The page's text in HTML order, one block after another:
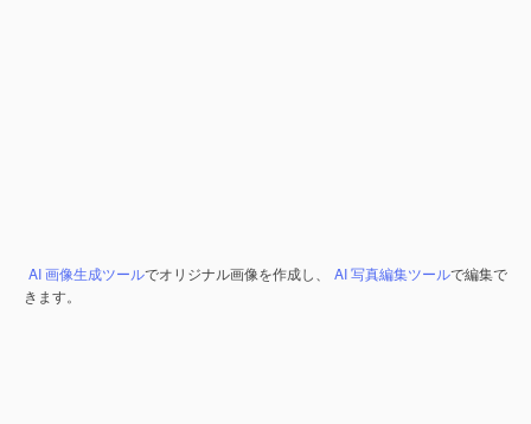
AI 画像生成ツールでオリジナル画像を作成し、 AI 写真編集ツールで編集で
きます。